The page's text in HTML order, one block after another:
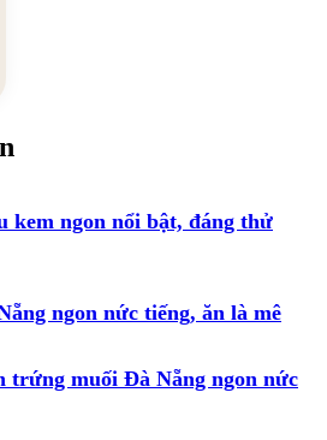
kem ngon nổi bật, đáng thử
ngon nức tiếng, ăn là mê
trứng muối Đà Nẵng ngon nức